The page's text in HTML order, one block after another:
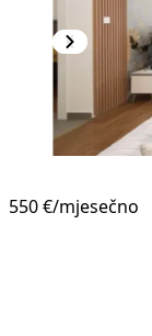
550 €/mjesečno